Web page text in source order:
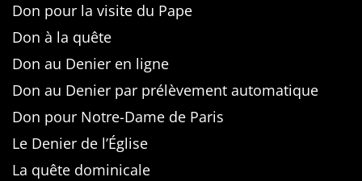
Don pour la visite du Pape
Don à la quête
Don au Denier en ligne
Don au Denier par prélèvement automatique
Don pour Notre-Dame de Paris
Le Denier de l’Église
La quête dominicale